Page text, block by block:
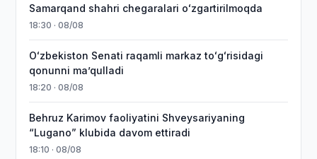
Samarqand shahri chegaralari oʻzgartirilmoqda
18:30 · 08/08
Oʻzbekiston Senati raqamli markaz toʻgʻrisidagi
qonunni maʼqulladi
18:20 · 08/08
Behruz Karimov faoliyatini Shveysariyaning
“Lugano” klubida davom ettiradi
18:10 · 08/08